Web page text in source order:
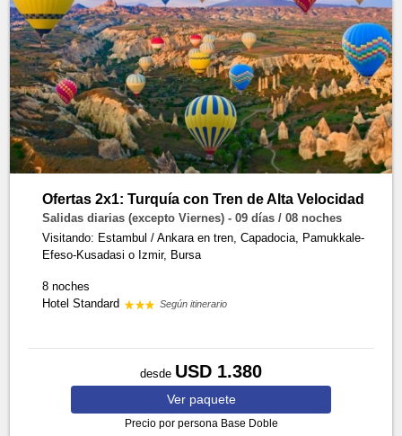
Ofertas 2x1: Turquía con Tren de Alta Velocidad
Salidas diarias (excepto Viernes) - 09 días / 08 noches
Visitando: Estambul / Ankara en tren, Capadocia, Pamukkale-
Efeso-Kusadasi o Izmir, Bursa
8 noches
Hotel Standard
Según itinerario
desde USD 1.380
Ver paquete
Precio por persona Base Doble